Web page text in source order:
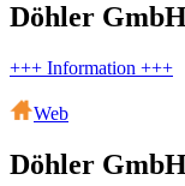
Döhler
+++ Information +++
Web
Döhler